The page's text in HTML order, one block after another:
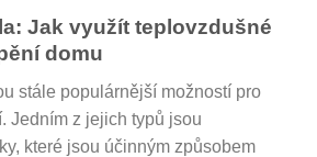
Jak využít teplovzdušné
domu
stále populárnější možností pro
Jedním z jejich typů jsou
které jsou účinným způsobem